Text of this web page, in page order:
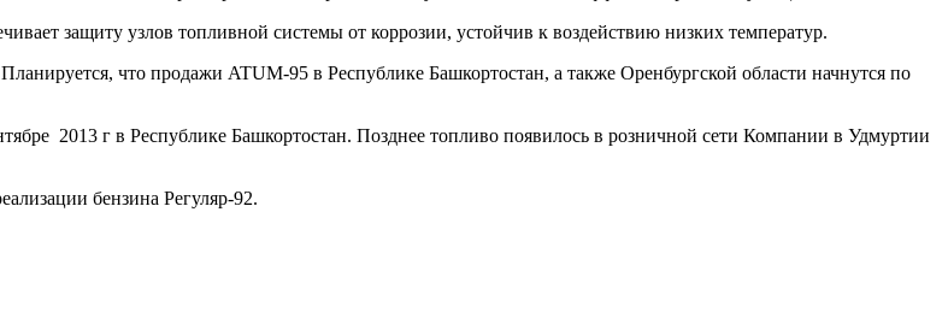
защиту узлов топливной системы от коррозии, устойчив к воздействию низких температур.
что продажи ATUM-95 в Республике Башкортостан, а также Оренбургской области начнутся по
2013 г в Республике Башкортостан. Позднее топливо появилось в розничной сети Компании в Удмуртии
бензина Регуляр-92.